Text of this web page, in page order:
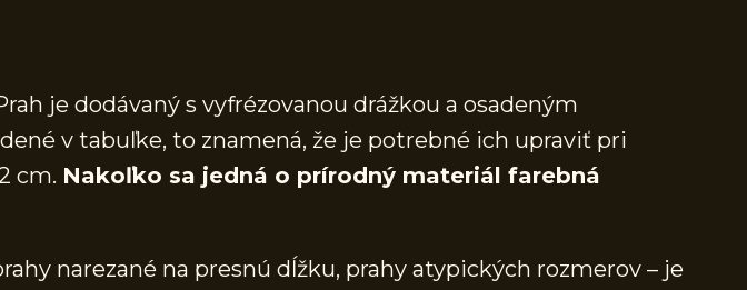
je dodávaný s vyfrézovanou drážkou a osadeným
v tabuľke, to znamená, že je potrebné ich upraviť pri
cm. Nakoľko sa jedná o prírodný materiál farebná
narezané na presnú dĺžku, prahy atypických rozmerov – je